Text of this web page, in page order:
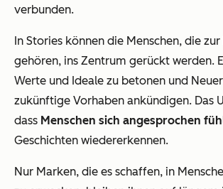
verbunden.
In Stories können die Menschen, die
gehören, ins Zentrum gerückt werden.
Werte und Ideale zu betonen und
zukünftige Vorhaben ankündigen. Das
dass Menschen sich angesprochen
Geschichten wiedererkennen.
Nur Marken, die es schaffen, in